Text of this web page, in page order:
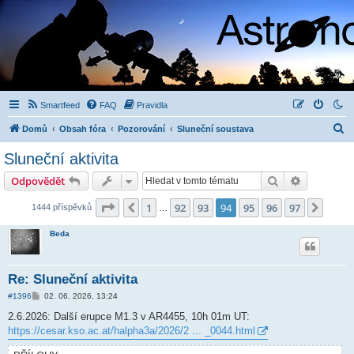
Smartfeed FAQ Pravidla
Domů Obsah fóra Pozorování Sluneční soustava
Sluneční aktivita
Odpovědět Hledat
1444 příspěvků Stránka 94 z97
Předchozí
1 92 93 94 95 96 97
Beda
Re: Sluneční aktivita
#1396
P
í
p
ě
v
02. 06. 2026, 13:24
2.6.2026: Další erupce M1.3 v AR4455, 10h 01m UT:
https://cesar.kso.ac.at/halpha3a/2026/2 ... _0044.html